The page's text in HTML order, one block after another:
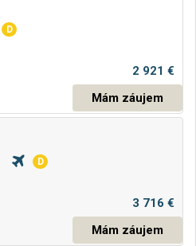
D
2 921 €
Mám záujem
D
3 716 €
Mám záujem